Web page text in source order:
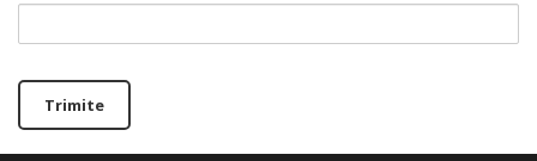
Trimite